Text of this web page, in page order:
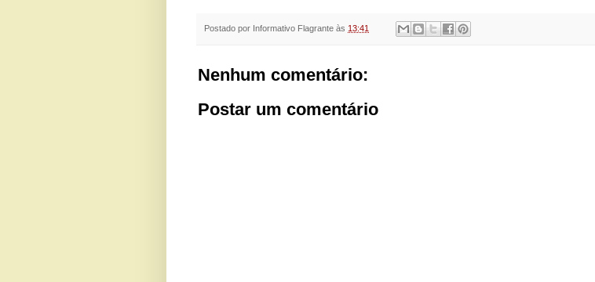
Postado por Informativo Flagrante às 13:41
Nenhum comentário:
Postar um comentário